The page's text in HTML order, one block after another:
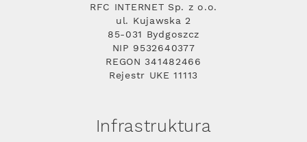
RFC INTERNET Sp. z o.o.
ul. Kujawska 2
85-031 Bydgoszcz
NIP 9532640377
REGON 341482466
Rejestr UKE 11113
Infrastruktura